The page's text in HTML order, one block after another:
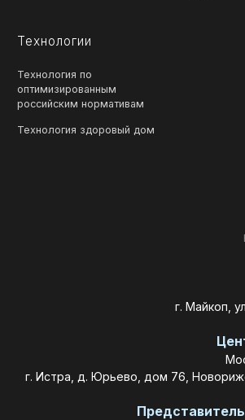
Технологии
Технология по
оптимизированным
российским нормативам
Технология здоровый дом
г. Майкоп
г. Истра, д. Юрьево, дом 76,